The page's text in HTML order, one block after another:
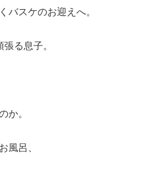
バスケのお迎えへ。
る息子。
か。
風呂、